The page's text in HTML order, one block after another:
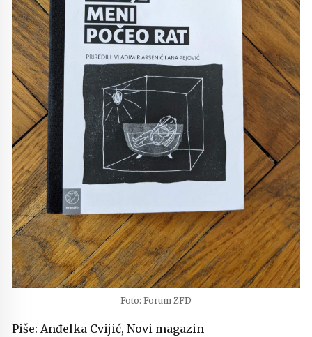
Foto: Forum ZFD
Piše: Anđelka Cvijić, Novi magazin